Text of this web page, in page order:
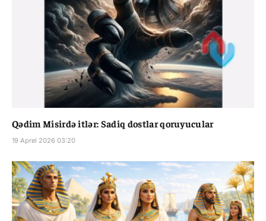
Qədim Misirdə itlər: Sadiq dostlar qoruyucular
19 Aprel 2026 03:20